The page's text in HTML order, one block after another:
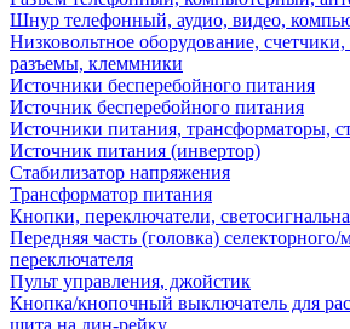
Шнур телефонный, аудио, видео,
Низковольтное оборудование,
разъемы, клеммники
Источники бесперебойного питания
Источник бесперебойного питания
Источники питания, трансформаторы,
Источник питания (инвертор)
Стабилизатор напряжения
Трансформатор питания
Кнопки, переключатели,
Передняя часть (головка)
переключателя
Пульт управления, джойстик
Кнопка/кнопочный выключатель для
щита на дин-рейку